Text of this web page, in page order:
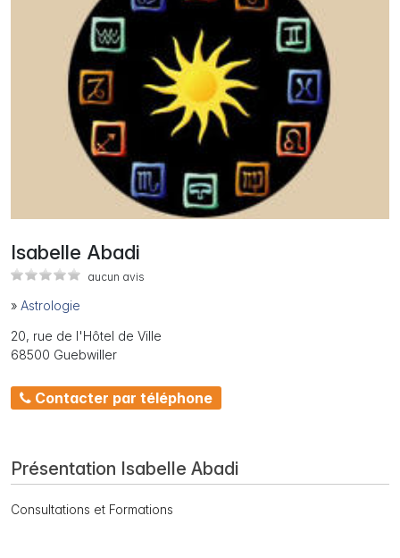
Isabelle Abadi
aucun avis
» Astrologie
20, rue de l'Hôtel de Ville
68500 Guebwiller
Contacter par téléphone
Présentation Isabelle Abadi
Consultations et Formations